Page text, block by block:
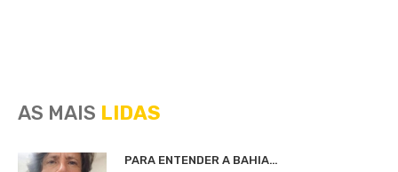
AS MAIS LIDAS
PARA ENTENDER A BAHIA…